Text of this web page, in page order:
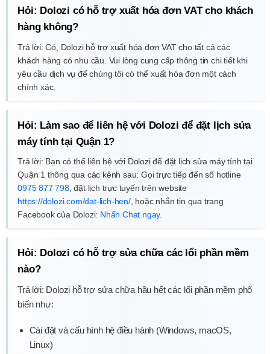
Hỏi: Dolozi có hỗ trợ xuất hóa đơn VAT cho khách
hàng không?
Trả lời: Có, Dolozi hỗ trợ xuất hóa đơn VAT cho tất cả các
khách hàng có nhu cầu. Vui lòng cung cấp thông tin chi tiết khi
yêu cầu dịch vụ để chúng tôi có thể xuất hóa đơn một cách
chính xác.
Hỏi: Làm sao để liên hệ với Dolozi để đặt lịch sửa
máy tính tại Quận 1?
Trả lời: Bạn có thể liên hệ với Dolozi để đặt lịch sửa máy tính tại
Quận 1 thông qua các kênh sau: Gọi trực tiếp đến số hotline
0975 877 798, đặt lịch trực tuyến trên website
https://dolozi.com/dat-lich-hen/, hoặc nhắn tin qua trang
Facebook của Dolozi: Nhấn Chat ngay.
Hỏi: Dolozi có hỗ trợ sửa chữa các lổi phần mềm
nào?
Trả lời: Dolozi hỗ trợ sửa chữa hầu hết các lổi phần mềm phổ
biến như:
Cài đặt và cấu hình hệ điều hành (Windows, macOS,
Linux)